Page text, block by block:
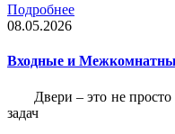
Подробнее
08.05.2026
Входные и
Двери – это не
задач